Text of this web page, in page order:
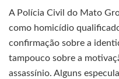
A Polícia Civil do Mato
como homicídio
confirmação sobre a
tampouco sobre a
assassínio. Alguns